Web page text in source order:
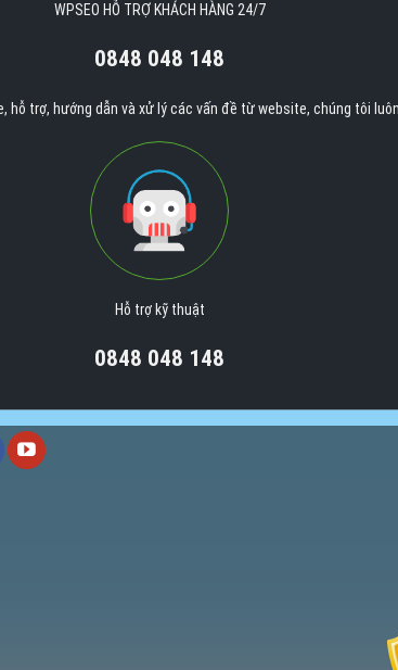
WPSEO HỖ TRỢ KHÁCH HÀNG 24/7
0848 048 148
trợ, hướng dẫn và xử lý các vấn đề từ website, chúng tôi
Hỗ trợ kỹ thuật
0848 048 148